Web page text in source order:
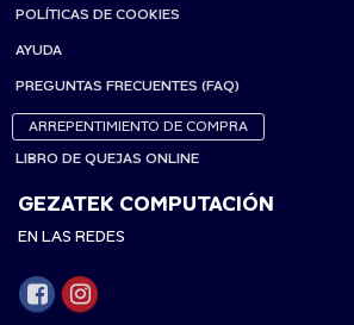
POLÍTICAS DE COOKIES
AYUDA
PREGUNTAS FRECUENTES (FAQ)
ARREPENTIMIENTO DE COMPRA
LIBRO DE QUEJAS ONLINE
GEZATEK COMPUTACIÓN
EN LAS REDES